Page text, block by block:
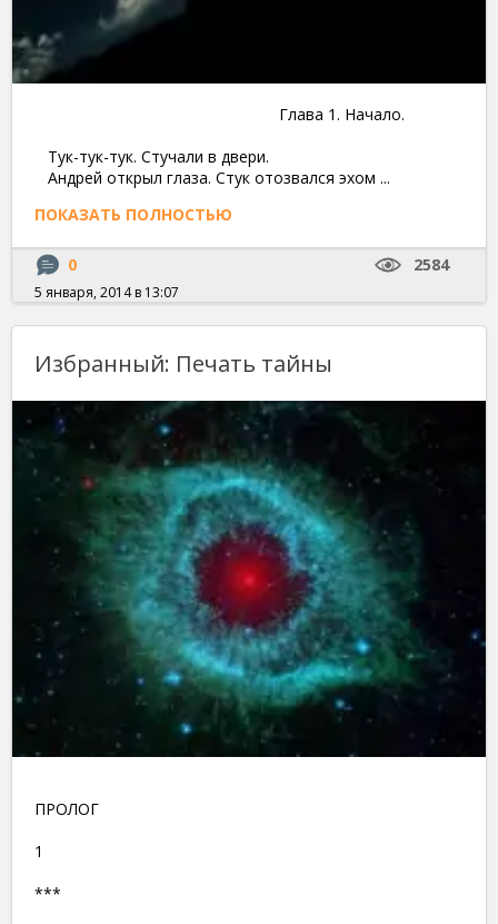
Глава 1. Начало.
Тук-тук-тук. Стучали в двери.
Андрей открыл глаза. Стук отозвался эхом ...
ПОКАЗАТЬ ПОЛНОСТЬЮ
0 2584
5 января, 2014 в 13:07
Избранный: Печать тайны
ПРОЛОГ
1
***